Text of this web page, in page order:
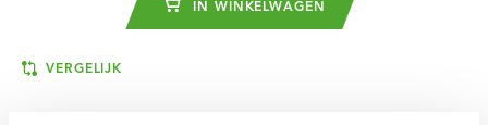
IN WINKELWAGEN
VERGELIJK